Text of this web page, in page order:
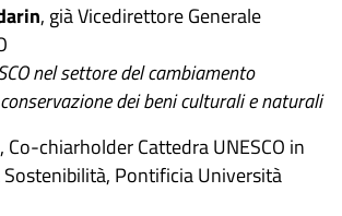
, già Vicedirettore Generale
nel settore del cambiamento
dei beni culturali e naturali
, Co-chiarholder Cattedra UNESCO in
Sostenibilità, Pontificia Università